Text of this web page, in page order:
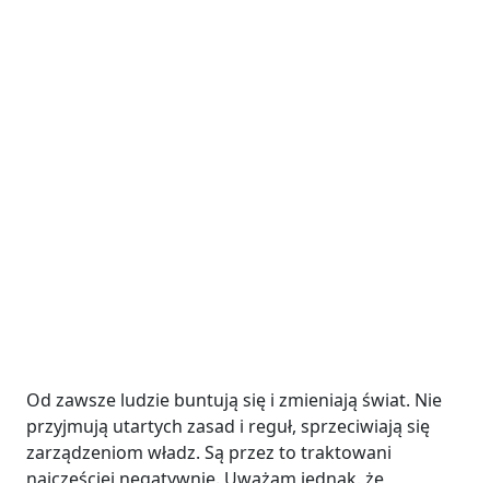
Od zawsze ludzie buntują się i zmieniają świat. Nie
przyjmują utartych zasad i reguł, sprzeciwiają się
zarządzeniom władz. Są przez to traktowani